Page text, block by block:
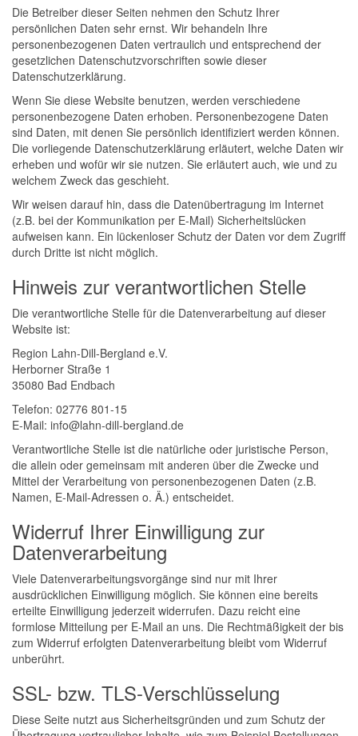
Die Betreiber dieser Seiten nehmen den Schutz Ihrer
persönlichen Daten sehr ernst. Wir behandeln Ihre
personenbezogenen Daten vertraulich und entsprechend der
gesetzlichen Datenschutzvorschriften sowie dieser
Datenschutzerklärung.
Wenn Sie diese Website benutzen, werden verschiedene
personenbezogene Daten erhoben. Personenbezogene Daten
sind Daten, mit denen Sie persönlich identifiziert werden können.
Die vorliegende Datenschutzerklärung erläutert, welche Daten wir
erheben und wofür wir sie nutzen. Sie erläutert auch, wie und zu
welchem Zweck das geschieht.
Wir weisen darauf hin, dass die Datenübertragung im Internet
(z.B. bei der Kommunikation per E-Mail) Sicherheitslücken
aufweisen kann. Ein lückenloser Schutz der Daten vor dem Zugriff
durch Dritte ist nicht möglich.
Hinweis zur verantwortlichen Stelle
Die verantwortliche Stelle für die Datenverarbeitung auf dieser
Website ist:
Region Lahn-Dill-Bergland e.V.
Herborner Straße 1
35080 Bad Endbach
Telefon: 02776 801-15
E-Mail: info@lahn-dill-bergland.de
Verantwortliche Stelle ist die natürliche oder juristische Person,
die allein oder gemeinsam mit anderen über die Zwecke und
Mittel der Verarbeitung von personenbezogenen Daten (z.B.
Namen, E-Mail-Adressen o. Ä.) entscheidet.
Widerruf Ihrer Einwilligung zur
Datenverarbeitung
Viele Datenverarbeitungsvorgänge sind nur mit Ihrer
ausdrücklichen Einwilligung möglich. Sie können eine bereits
erteilte Einwilligung jederzeit widerrufen. Dazu reicht eine
formlose Mitteilung per E-Mail an uns. Die Rechtmäßigkeit der bis
zum Widerruf erfolgten Datenverarbeitung bleibt vom Widerruf
unberührt.
SSL- bzw. TLS-Verschlüsselung
Diese Seite nutzt aus Sicherheitsgründen und zum Schutz der